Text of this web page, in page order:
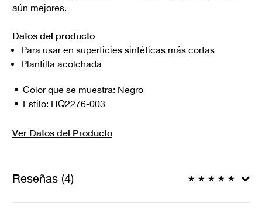
aún mejores.
Datos del producto
Para usar en superficies sintéticas más cortas
Plantilla acolchada
Color que se muestra: Negro
Estilo: HQ2276-003
Ver Datos del Producto
Reseñas (4) ★ ★ ★ ★ ★